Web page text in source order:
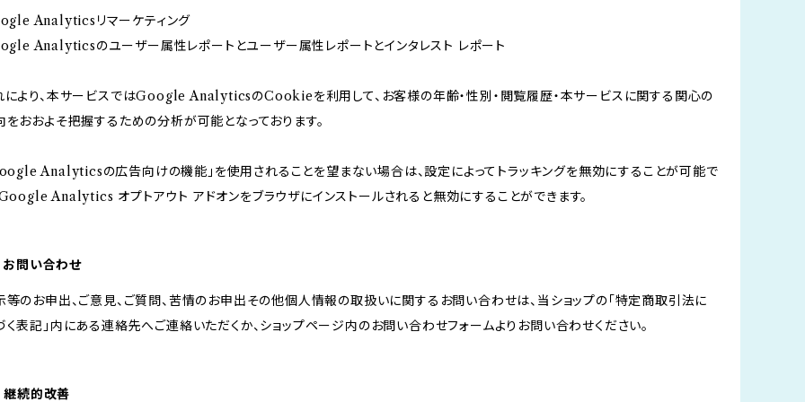
Analyticsリマーケティング
Analyticsのユーザー属性レポートとユーザー属性レポートとインタレスト レポート
により、本サービスではGoogle AnalyticsのCookieを利用して、お客様の年齢・性別・閲覧履歴・本サービスに関する関心の
をおおよそ把握するための分析が可能となっております。
Analyticsの広告向けの機能」を使用されることを望まない場合は、設定によってトラッキングを無効にすることが可能で
Google Analytics オプトアウト アドオンをブラウザにインストールされると無効にすることができます。
問い合わせ
等のお申出、ご意見、ご質問、苦情のお申出その他個人情報の取扱いに関するお問い合わせは、当ショップの「特定商取引法に
く表記」内にある連絡先へご連絡いただくか、ショップページ内のお問い合わせフォームよりお問い合わせください。
続的改善